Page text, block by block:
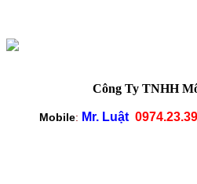
Công Ty TNHH Mô
Mobile: Mr. Luật